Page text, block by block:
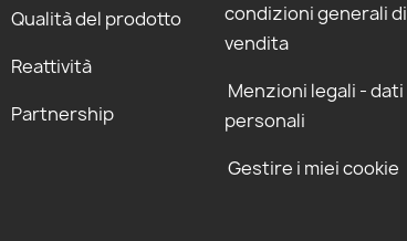
Qualità del prodotto
Reattività
Partnership
condizioni generali di
vendita
Menzioni legali - dati
personali
Gestire i miei cookie